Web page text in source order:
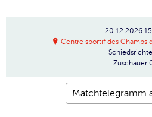
20.12.2026
Centre sportif des Champs
Zuschauer
Matchtelegramm